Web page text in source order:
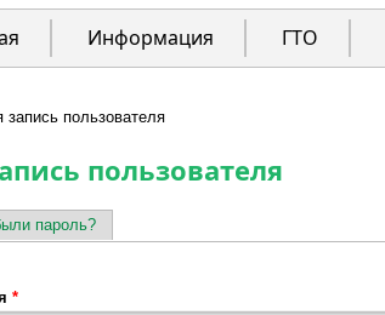
Информация ГТО
запись пользователя
пользователя
вкладка)
пароль?
*